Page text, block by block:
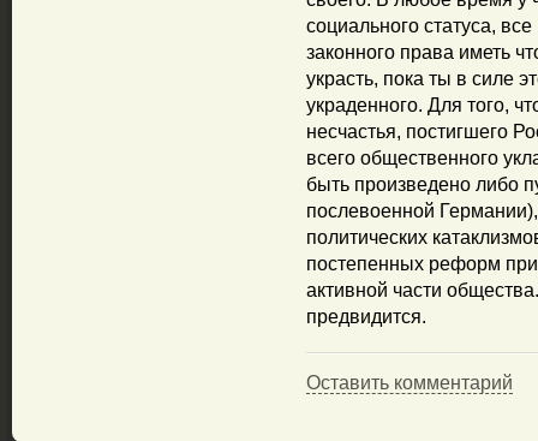
социального статуса,
законного права иметь
украсть, пока ты в силе
украденного. Для того,
несчастья, постигшего
всего общественного
быть произведено либо
послевоенной
политических
постепенных реформ
активной части
предвидится.
Оставить комментарий